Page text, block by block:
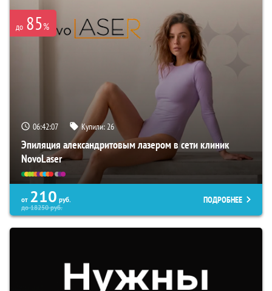
до 85%
06:42:06 Купили:26
Эпиляция александритовым лазером в сети клиник
NovoLaser
от 210 руб.
до18250руб.
ПОДРОБНЕЕ